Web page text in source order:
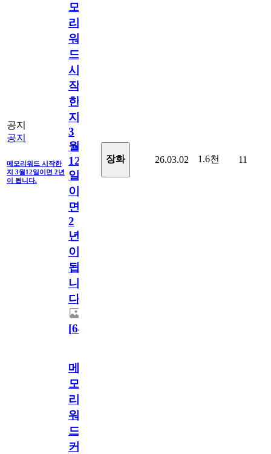
공지
공지
메모리워드 시작한
지 3월12일이면 2년
이 됩니다.
모
리
워
드
시
작
한
지
3
월
12
일
이
면
2
년
이
됩
니
다.
[64
장화 26.03.02 1.6천 11
메
모
리
워
드
커